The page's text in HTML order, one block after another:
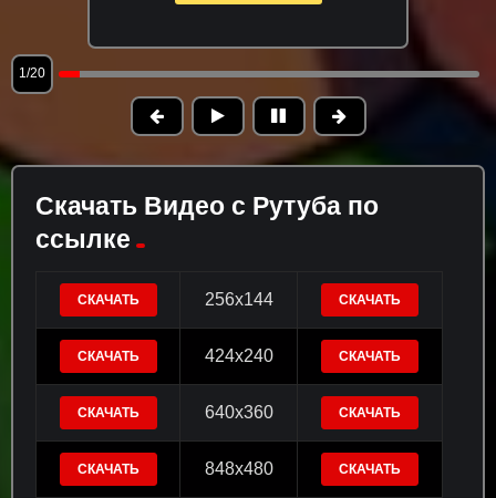
1/20
Скачать Видео с Рутуба по
ссылке
СКАЧАТЬ 256x144 СКАЧАТЬ
СКАЧАТЬ 424x240 СКАЧАТЬ
СКАЧАТЬ 640x360 СКАЧАТЬ
СКАЧАТЬ 848x480 СКАЧАТЬ